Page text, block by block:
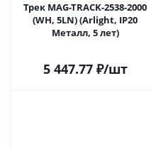
Трек MAG-TRACK-2538-2000
(WH, 5LN) (Arlight, IP20
Металл, 5 лет)
5 447.77₽/шт